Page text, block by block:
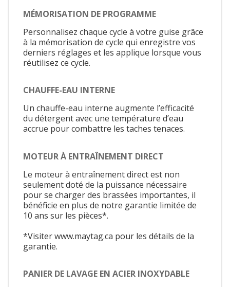
MÉMORISATION DE PROGRAMME
Personnalisez chaque cycle à votre guise grâce
à la mémorisation de cycle qui enregistre vos
derniers réglages et les applique lorsque vous
réutilisez ce cycle.
CHAUFFE-EAU INTERNE
Un chauffe-eau interne augmente l’efficacité
du détergent avec une température d’eau
accrue pour combattre les taches tenaces.
MOTEUR À ENTRAÎNEMENT DIRECT
Le moteur à entraînement direct est non
seulement doté de la puissance nécessaire
pour se charger des brassées importantes, il
bénéficie en plus de notre garantie limitée de
10 ans sur les pièces*.
*Visiter www.maytag.ca pour les détails de la
garantie.
PANIER DE LAVAGE EN ACIER INOXYDABLE